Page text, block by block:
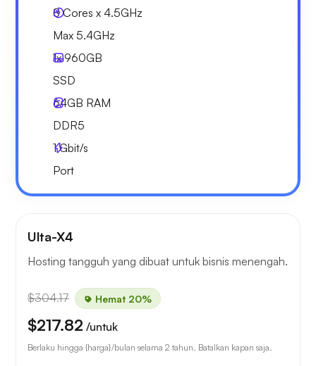
8 Cores x 4.5GHz
Max 5.4GHz
1x960GB
SSD
64GB RAM
DDR5
1Gbit/s
Port
Ulta-X4
Hosting tangguh yang dibuat untuk bisnis menengah.
$304.17 Hemat 20%
$217.82 /untuk
Berlaku hingga {harga}/bulan selama 2 tahun. Batalkan kapan saja.